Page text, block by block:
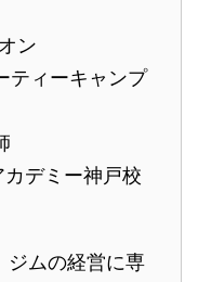
ン
ティーキャンプ
デミー神戸校
ジムの経営に専